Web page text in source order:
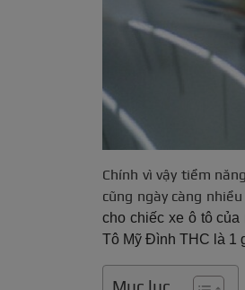
Chính vì vậy tiềm
cũng ngày càng
cho chiếc xe ô tô
Tô Mỹ Đình THC là 1
Mục lục